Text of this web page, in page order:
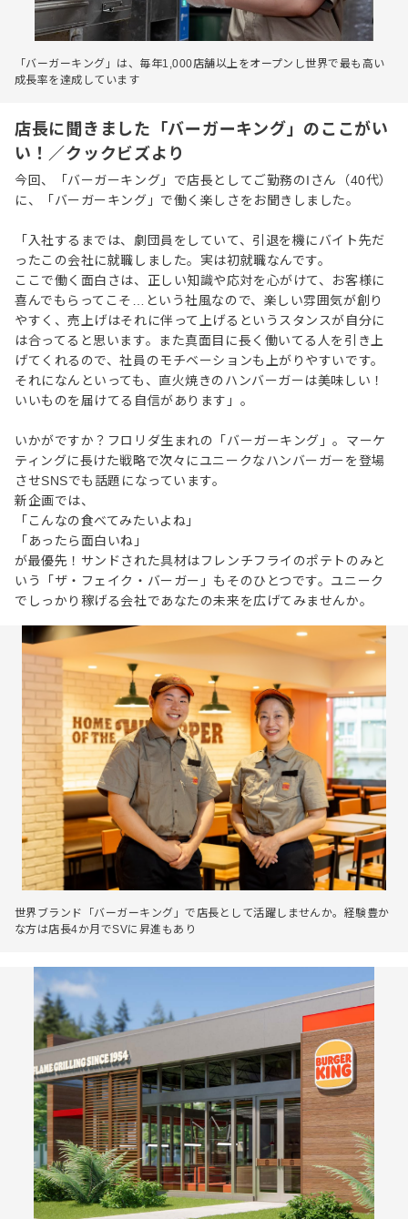
「バーガーキング」は、毎年1,000店舗以上をオープンし世界で最も高い
成長率を達成しています
店長に聞きました「バーガーキング」のここがい
い！／クックビズより
今回、「バーガーキング」で店長としてご勤務のIさん（40代）
に、「バーガーキング」で働く楽しさをお聞きしました。
「入社するまでは、劇団員をしていて、引退を機にバイト先だ
ったこの会社に就職しました。実は初就職なんです。
ここで働く面白さは、正しい知識や応対を心がけて、お客様に
喜んでもらってこそ…という社風なので、楽しい雰囲気が創り
やすく、売上げはそれに伴って上げるというスタンスが自分に
は合ってると思います。また真面目に長く働いてる人を引き上
げてくれるので、社員のモチベーションも上がりやすいです。
それになんといっても、直火焼きのハンバーガーは美味しい！
いいものを届けてる自信があります」。
いかがですか？フロリダ生まれの「バーガーキング」。マーケ
ティングに長けた戦略で次々にユニークなハンバーガーを登場
させSNSでも話題になっています。
新企画では、
「こんなの食べてみたいよね」
「あったら面白いね」
が最優先！サンドされた具材はフレンチフライのポテトのみと
いう「ザ・フェイク・バーガー」もそのひとつです。ユニーク
でしっかり稼げる会社であなたの未来を広げてみませんか。
世界ブランド「バーガーキング」で店長として活躍しませんか。経験豊か
な方は店長4か月でSVに昇進もあり